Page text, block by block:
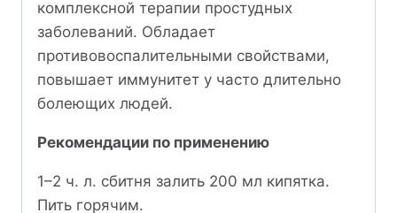
комплексной терапии простудных
заболеваний. Обладает
противовоспалительными свойствами,
повышает иммунитет у часто длительно
болеющих людей.
Рекомендации по применению
1–2 ч. л. сбитня залить 200 мл кипятка.
Пить горячим.